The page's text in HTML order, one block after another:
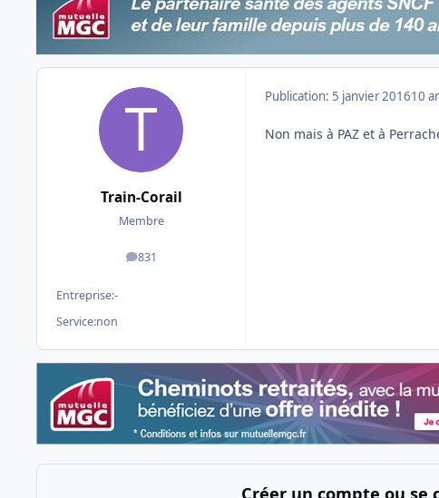
Train-Corail
Membre
831
messages
Entreprise:-
Service:non
Publication: 5 janvier 201610
Non mais à PAZ et à